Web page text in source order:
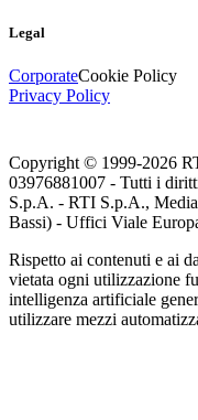
Legal
CorporateCookie Policy
Privacy Policy
Copyright © 1999-2026
03976881007 - Tutti i
S.p.A. - RTI S.p.A.,
Bassi) - Uffici Viale
Rispetto ai contenuti e ai
vietata ogni utilizzazione
intelligenza artificiale
utilizzare mezzi